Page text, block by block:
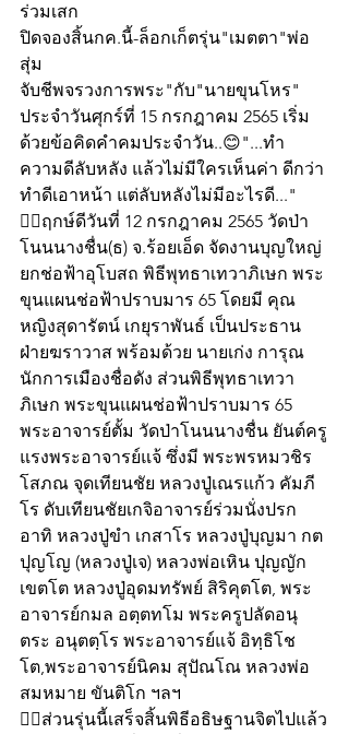
ร่วมเสก
ปิดจองสิ้นกค.นี้-ล็อกเก็ตรุ่น"เมตตา"พ่อ
สุ่ม
จับชีพจรวงการพระ"กับ"นายขุนโหร"
ประจำวันศุกร์ที่ 15 กรกฎาคม 2565 เริ่ม
ด้วยข้อคิดคำคมประจำวัน..😊"...ทำ
ความดีลับหลัง แล้วไม่มีใครเห็นค่า ดีกว่า
ทำดีเอาหน้า แต่ลับหลังไม่มีอะไรดี..."
👍🏻ฤกษ์ดีวันที่ 12 กรกฎาคม 2565 วัดป่า
โนนนางชื่น(ธ) จ.ร้อยเอ็ด จัดงานบุญใหญ่
ยกช่อฟ้าอุโบสถ พิธีพุทธาเทวาภิเษก พระ
ขุนแผนช่อฟ้าปราบมาร 65 โดยมี คุณ
หญิงสุดารัตน์ เกยุราพันธ์ เป็นประธาน
ฝ่ายฆราวาส พร้อมด้วย นายเก่ง การุณ
นักการเมืองชื่อดัง ส่วนพิธีพุทธาเทวา
ภิเษก พระขุนแผนช่อฟ้าปราบมาร 65
พระอาจารย์ตั้ม วัดป่าโนนนางชื่น ยันต์ครู
แรงพระอาจารย์แจ้ ซึ่งมี พระพรหมวชิร
โสภณ จุดเทียนชัย หลวงปู่เณรแก้ว คัมภี
โร ดับเทียนชัยเกจิอาจารย์ร่วมนั่งปรก
อาทิ หลวงปู่ขํา เกสาโร หลวงปู่บุญมา กต
ปุญโญ (หลวงปู่เจ) หลวงพ่อเหิน ปุญญัก
เขตโต หลวงปู่อุดมทรัพย์ สิริคุตโต, พระ
อาจารย์กมล อตฺตทโม พระครูปลัดอนุ
ตระ อนุตตฺโร พระอาจารย์แจ้ อิทฺธิโช
โต,พระอาจารย์นิคม สุปัณโณ หลวงพ่อ
สมหมาย ขันติโก ฯลฯ
👍🏻ส่วนรุ่นนี้เสร็จสิ้นพิธีอธิษฐานจิตไปแล้ว